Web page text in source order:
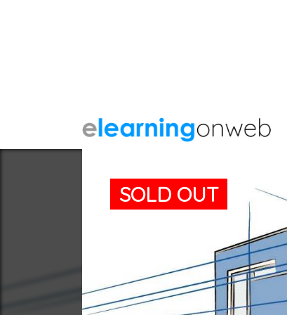
SOLD OUT